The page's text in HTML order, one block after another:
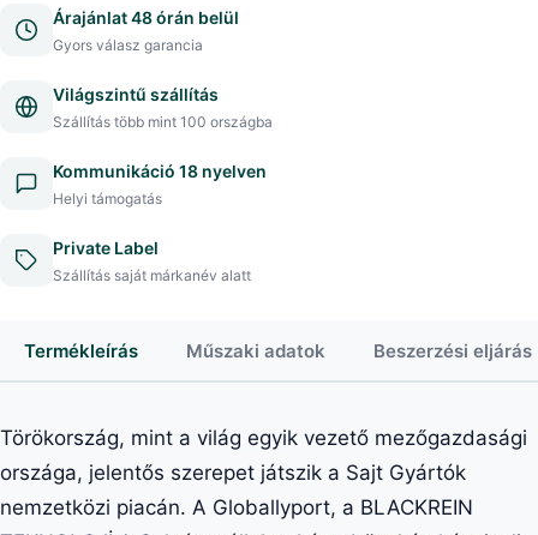
Árajánlat 48 órán belül
Gyors válasz garancia
Világszintű szállítás
Szállítás több mint 100 országba
Kommunikáció 18 nyelven
Helyi támogatás
Private Label
Szállítás saját márkanév alatt
Termékleírás Műszaki adatok Beszerzési eljárás
Törökország, mint a világ egyik vezető mezőgazdasági
országa, jelentős szerepet játszik a Sajt Gyártók
nemzetközi piacán. A Globallyport, a BLACKREIN